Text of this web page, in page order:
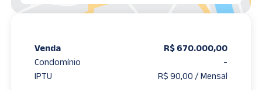
Venda
R$ 670.000,00
Condomínio
-
IPTU
R$ 90,00 / Mensal